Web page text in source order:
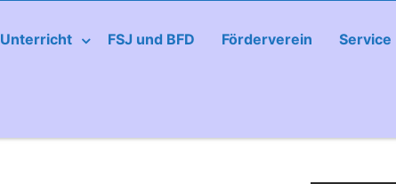
Unterricht FSJ und BFD Förderverein Service